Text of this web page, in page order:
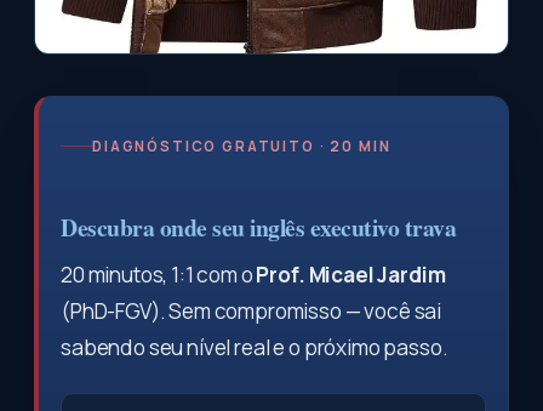
DIAGNÓSTICO GRATUITO · 20 MIN
Descubra onde seu inglês executivo trava
20 minutos, 1:1 com oProf. Micael Jardim
(PhD-FGV). Sem compromisso — você sai
sabendo seu nível real e o próximo passo.